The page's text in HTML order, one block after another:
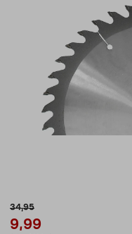
34,95
9,99